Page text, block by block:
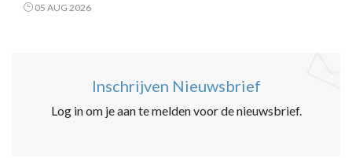
05 AUG 2026
Inschrijven Nieuwsbrief
Log in om je aan te melden voor de nieuwsbrief.